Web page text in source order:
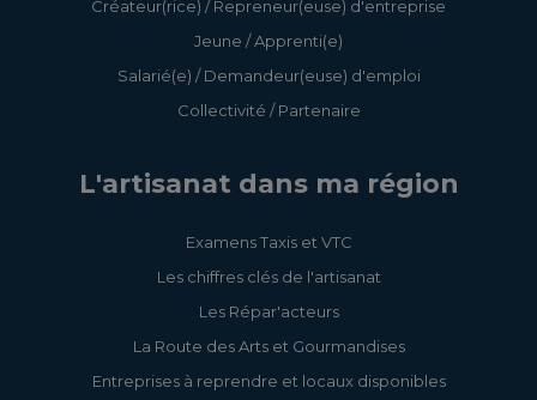
Créateur(rice) / Repreneur(euse) d'entreprise
Jeune / Apprenti(e)
Salarié(e) / Demandeur(euse) d'emploi
Collectivité / Partenaire
L'artisanat dans ma région
Examens Taxis et VTC
Les chiffres clés de l'artisanat
Les Répar'acteurs
La Route des Arts et Gourmandises
Entreprises à reprendre et locaux disponibles